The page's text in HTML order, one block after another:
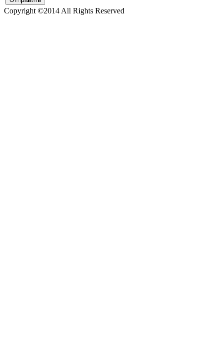
Copyright ©2014 All Rights Reserved